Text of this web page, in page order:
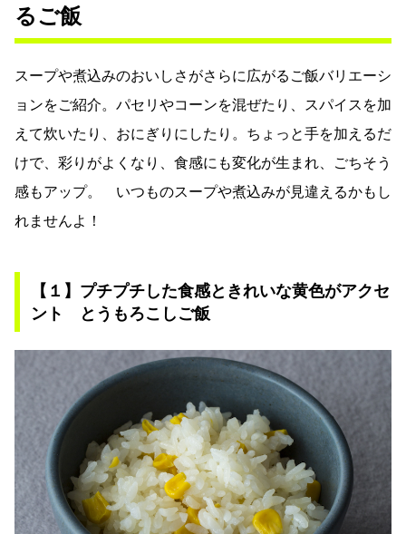
るご飯
スープや煮込みのおいしさがさらに広がるご飯バリエーシ
ョンをご紹介。パセリやコーンを混ぜたり、スパイスを加
えて炊いたり、おにぎりにしたり。ちょっと手を加えるだ
けで、彩りがよくなり、食感にも変化が生まれ、ごちそう
感もアップ。 いつものスープや煮込みが見違えるかもし
れませんよ！
【１】プチプチした食感ときれいな黄色がアクセ
ント とうもろこしご飯